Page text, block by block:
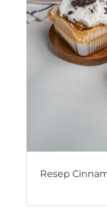
Resep